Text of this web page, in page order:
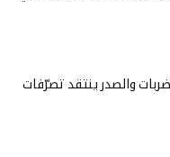
والصدر ينتقد تصرّفات